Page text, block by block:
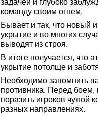
задачей и глубоко
команду своим огнем.
Бывает и так, что новый
укрытие и во многих
выводят из строя.
В итоге получается, что
укрытие потолще и
Необходимо запомнить
противника. Перед боем,
поразить игроков чужой
разных направлениях.